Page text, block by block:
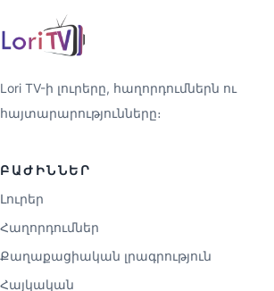
Lori TV-ի լուրերը, հաղորդումներն ու
հայտարարությունները։
ԲԱԺԻՆՆԵՐ
Լուրեր
Հաղորդումներ
Քաղաքացիական լրագրություն
Հայկական